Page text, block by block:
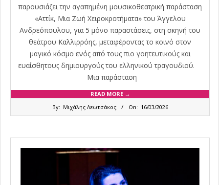
παρουσιάζει την αγαπημένη μουσικοθεατρική παράσταση
«Αττίκ, Μια Ζωή Χειροκροτήματα» του Άγγελου
Ανδρεόπουλου, για 5 μόνο παραστάσεις, στη σκηνή του
θεάτρου Καλλιρρόης, μεταφέροντας το κοινό στον
μαγικό κόσμο ενός από τους πιο γοητευτικούς και
ευαίσθητους δημιουργούς του ελληνικού τραγουδιού.
Μια παράσταση
READ MORE →
By: Μιχάλης Λεωτσάκος On: 16/03/2026